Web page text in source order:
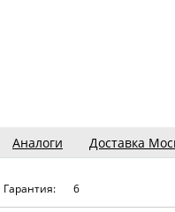
Аналоги Доставка
Гарантия: 6